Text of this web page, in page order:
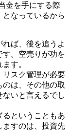
金を手にする際
なっているから
ば、後を追うよ
す。空売りが功を
す。
リスク管理が必要
は、その他の取
いと言えるでし
るということもあ
ますのは、投資先